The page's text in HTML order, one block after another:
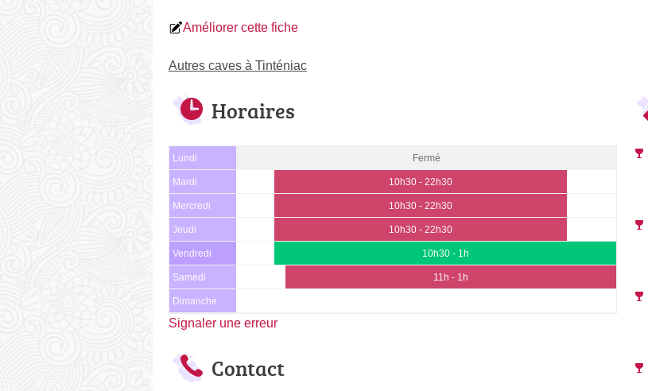
Améliorer cette fiche
Autres caves à Tinténiac
Horaires
Lundi Fermé
Mardi 10h30 - 22h30
Mercredi 10h30 - 22h30
Jeudi 10h30 - 22h30
Vendredi 10h30 - 1h
Samedi 11h - 1h
Dimanche
Signaler une erreur
Contact